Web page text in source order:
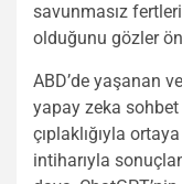
savunmasız
olduğunu gözler
ABD’de yaşanan
yapay zeka sohbet
çıplaklığıyla
intiharıyla